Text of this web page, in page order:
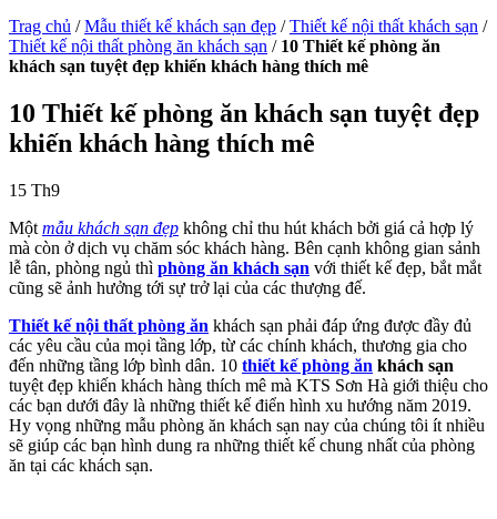
Trag chủ /Mẫu thiết kế khách sạn đẹp /Thiết kế nội thất khách sạn /
Thiết kế nội thất phòng ăn khách sạn / 10 Thiết kế phòng ăn
khách sạn tuyệt đẹp khiến khách hàng thích mê
10 Thiết kế phòng ăn khách sạn tuyệt đẹp
khiến khách hàng thích mê
15 Th9
Một mẫu khách sạn đẹp không chỉ thu hút khách bởi giá cả hợp lý
mà còn ở dịch vụ chăm sóc khách hàng. Bên cạnh không gian sảnh
lễ tân, phòng ngủ thì phòng ăn khách sạn với thiết kế đẹp, bắt mắt
cũng sẽ ảnh hưởng tới sự trở lại của các thượng đế.
Thiết kế nội thất phòng ăn khách sạn phải đáp ứng được đầy đủ
các yêu cầu của mọi tầng lớp, từ các chính khách, thương gia cho
đến những tầng lớp bình dân. 10 thiết kế phòng ăn khách sạn
tuyệt đẹp khiến khách hàng thích mê mà KTS Sơn Hà giới thiệu cho
các bạn dưới đây là những thiết kế điển hình xu hướng năm 2019.
Hy vọng những mẫu phòng ăn khách sạn nay của chúng tôi ít nhiều
sẽ giúp các bạn hình dung ra những thiết kế chung nhất của phòng
ăn tại các khách sạn.